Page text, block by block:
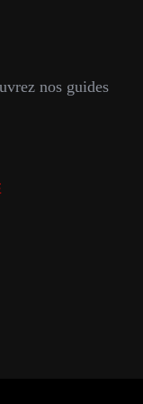
nos guides